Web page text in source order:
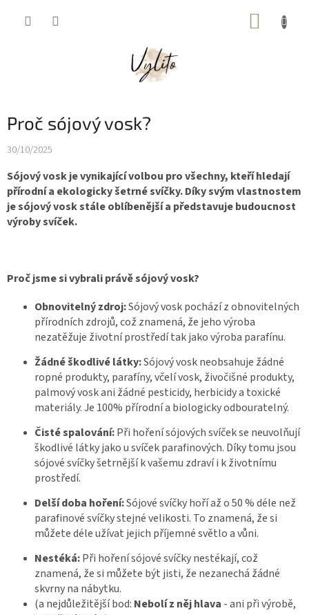
Proč sójový vosk?
30/10/2025
Sójový vosk je vynikající volbou pro všechny, kteří hledají
přírodní a ekologicky šetrné svíčky. Díky svým vlastnostem
je sójový vosk stále oblíbenější a představuje budoucnost
výroby svíček.
Proč jsme si vybrali právě sójový vosk?
Obnovitelný zdroj:Sójový vosk pochází z obnovitelných
přírodních zdrojů, což znamená, že jeho výroba
nezatěžuje životní prostředí tak jako výroba parafínu.
Žádné škodlivé látky:Sójový vosk neobsahuje žádné
ropné produkty, parafíny, včelí vosk, živočišné produkty,
palmový vosk ani žádné pesticidy, herbicidy a toxické
materiály. Je 100% přírodní a biologicky odbouratelný.
Čisté spalování:Při hoření sójových svíček se neuvolňují
škodlivé látky jako u svíček parafinových. Díky tomu jsou
sójové svíčky šetrnější k vašemu zdraví i k životnímu
prostředí.
Delší doba hoření:Sójové svíčky hoří až o 50 % déle než
parafinové svíčky stejné velikosti. To znamená, že si
můžete déle užívat jejich příjemné světlo a vůni.
Nestéká:Při hoření sójové svíčky nestékají, což
znamená, že si můžete být jisti, že nezanechá žádné
skvrny na nábytku.
(a nejdůležitější bod: Nebolí z něj hlava - ani při výrobě,